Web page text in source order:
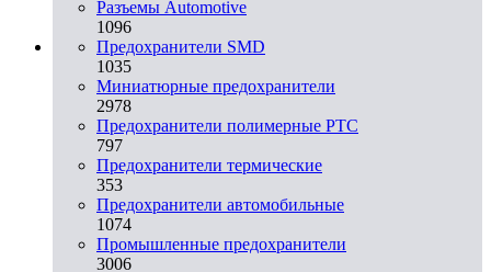
Разъeмы Automotive
1096
Предохранители SMD
1035
Миниатюрные предохранители
2978
Предохранители полимерные PTC
797
Предохранители термические
353
Предохранители автомобильные
1074
Промышленные предохранители
3006